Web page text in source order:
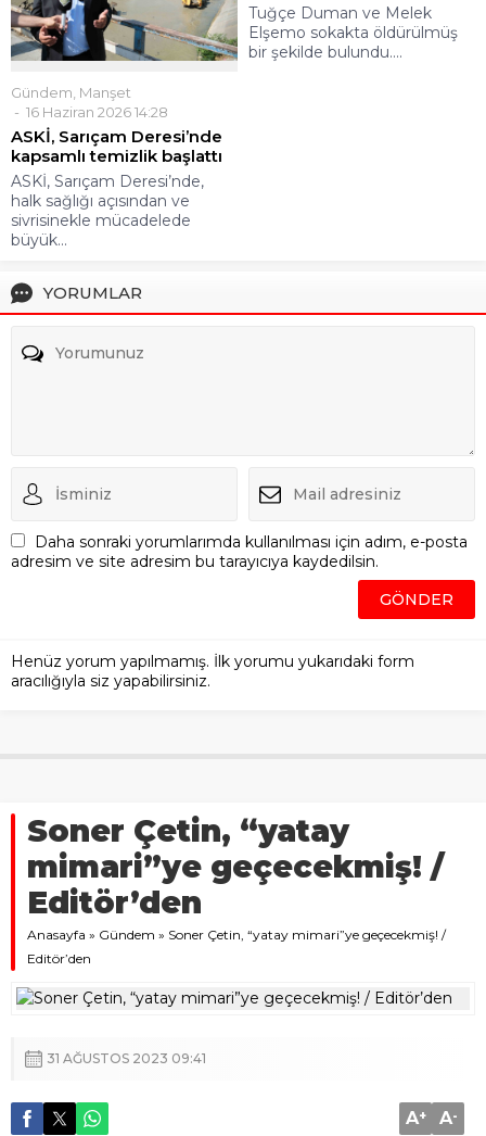
Gündem Manşet
16 Haziran 2026 14:28
ASKİ, Sarıçam Deresi’nde
kapsamlı temizlik başlattı
ASKİ, Sarıçam Deresi’nde,
halk sağlığı açısından ve
sivrisinekle mücadelede
büyük...
Tuğçe Duman ve Melek
Elşemo sokakta öldürülmüş
bir şekilde bulundu....
YORUMLAR
Daha sonraki yorumlarımda kullanılması için adım, e-posta
adresim ve site adresim bu tarayıcıya kaydedilsin.
Henüz yorum yapılmamış. İlk yorumu yukarıdaki form
aracılığıyla siz yapabilirsiniz.
Soner Çetin, “yatay
mimari”ye geçecekmiş! /
Editör’den
Anasayfa » Gündem » Soner Çetin, “yatay mimari”ye geçecekmiş! /
Editör’den
31 AĞUSTOS 2023 09:41
A+ A-